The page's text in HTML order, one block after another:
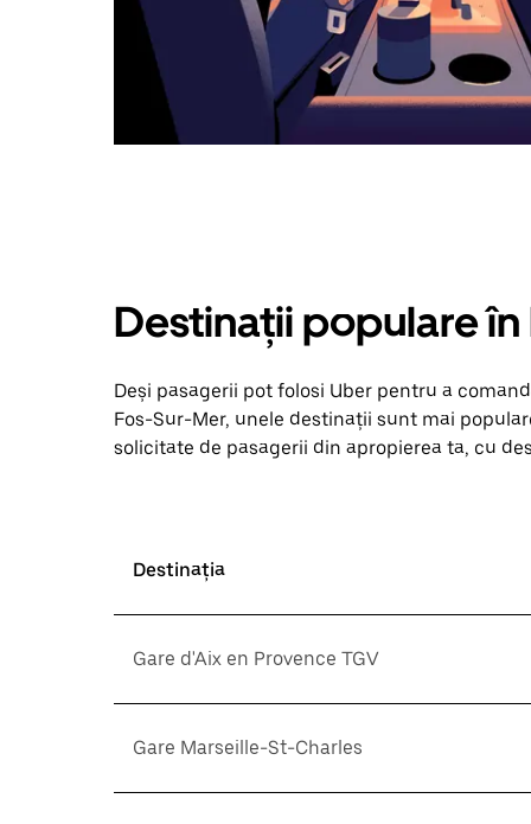
Destinații populare
Deși pasagerii pot folosi Uber pentru a
Fos-Sur-Mer, unele destinații sunt mai
solicitate de pasagerii din apropierea ta, cu
Destinația
Gare d'Aix en Provence TGV
Gare Marseille-St-Charles